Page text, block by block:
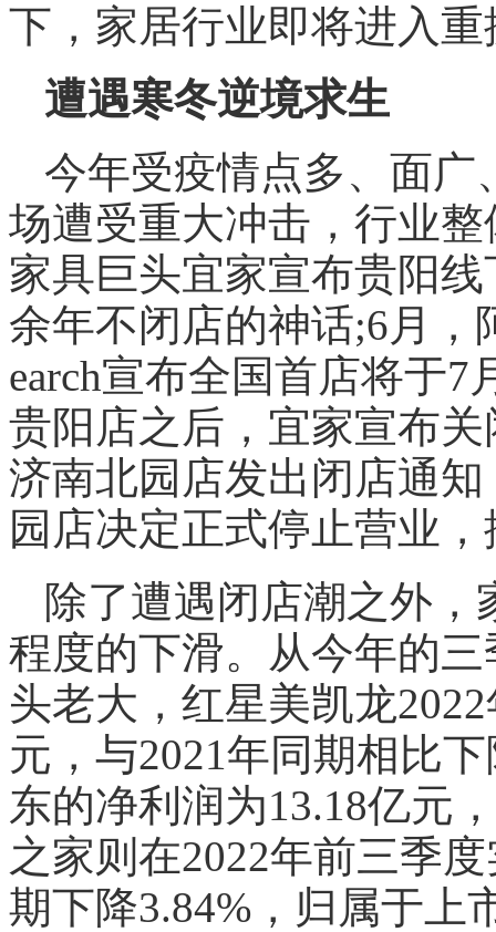
下，家居行业即将进入重
遭遇寒冬逆境求生
今年受疫情点多、面广
场遭受重大冲击，行业
家具巨头宜家宣布贵阳
余年不闭店的神话;6月，
earch宣布全国首店将于
贵阳店之后，宜家宣布
济南北园店发出闭店通
园店决定正式停止营业
除了遭遇闭店潮之外
程度的下滑。从今年的
头老大，红星美凯龙
元，与2021年同期相比
东的净利润为13.18亿元
之家则在2022年前三季
期下降3.84%，归属于上